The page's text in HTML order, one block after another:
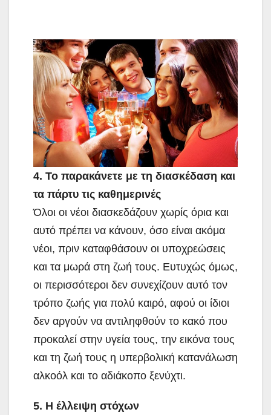
4. Το παρακάνετε με τη διασκέδαση και
τα πάρτυ τις καθημερινές
Όλοι οι νέοι διασκεδάζουν χωρίς όρια και
αυτό πρέπει να κάνουν, όσο είναι ακόμα
νέοι, πριν καταφθάσουν οι υποχρεώσεις
και τα μωρά στη ζωή τους. Ευτυχώς όμως,
οι περισσότεροι δεν συνεχίζουν αυτό τον
τρόπο ζωής για πολύ καιρό, αφού οι ίδιοι
δεν αργούν να αντιληφθούν το κακό που
προκαλεί στην υγεία τους, την εικόνα τους
και τη ζωή τους η υπερβολική κατανάλωση
αλκοόλ και το αδιάκοπο ξενύχτι.
5. Η έλλειψη στόχων